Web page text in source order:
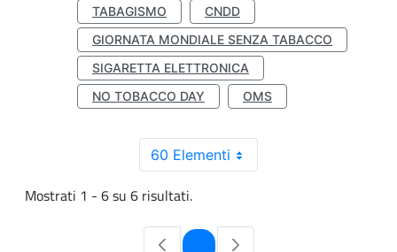
TABAGISMO
CNDD
GIORNATA MONDIALE SENZA TABACCO
SIGARETTA ELETTRONICA
NO TOBACCO DAY
OMS
60 Elementi
Mostrati 1 - 6 su 6 risultati.
Pagina